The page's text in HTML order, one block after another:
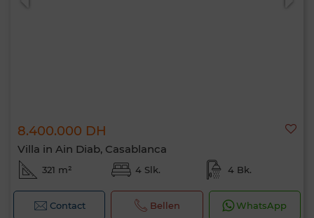
8.400.000 DH
Villa in Ain Diab, Casablanca
321 m² 4 Slk. 4 Bk.
Contact Bellen WhatsApp